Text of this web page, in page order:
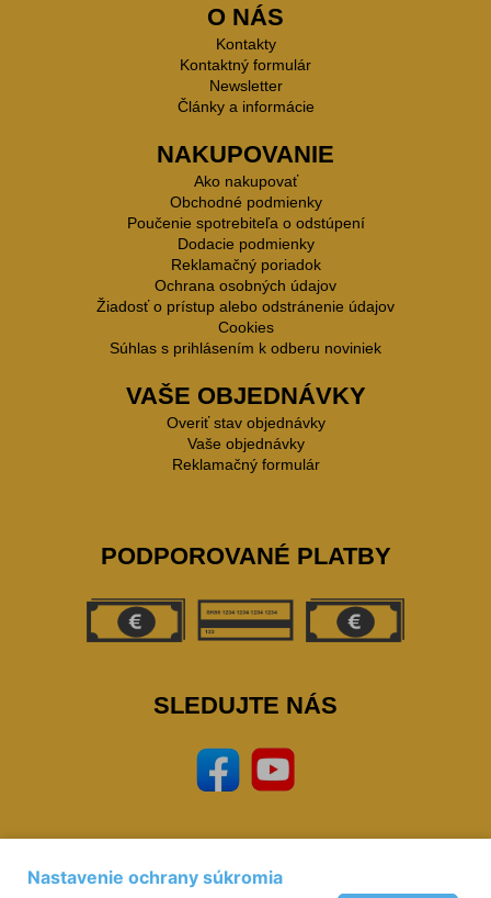
O NÁS
Kontakty
Kontaktný formulár
Newsletter
Články a informácie
NAKUPOVANIE
Ako nakupovať
Obchodné podmienky
Poučenie spotrebiteľa o odstúpení
Dodacie podmienky
Reklamačný poriadok
Ochrana osobných údajov
Žiadosť o prístup alebo odstránenie údajov
Cookies
Súhlas s prihlásením k odberu noviniek
VAŠE OBJEDNÁVKY
Overiť stav objednávky
Vaše objednávky
Reklamačný formulár
PODPOROVANÉ PLATBY
SLEDUJTE NÁS
Prevádzkovateľ: © Miloš Sipták - zeleziarstvo.sk 2023, zeleziarstvo, eshop,
Nastavenie ochrany súkromia